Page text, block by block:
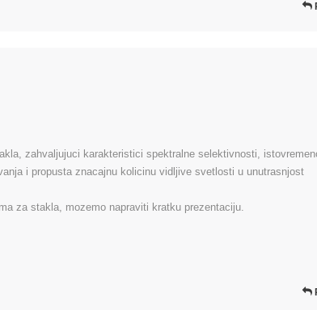
zahvaljujuci karakteristici spektralne selektivnosti,
i propusta znacajnu kolicinu vidljive svetlosti u unutrasnjost
za stakla, mozemo napraviti kratku prezentaciju.